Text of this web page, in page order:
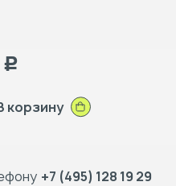
Р
корзину
+7 (495) 128 19 29